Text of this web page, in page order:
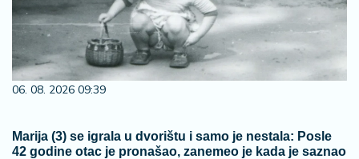
06. 08. 2026 09:39
Marija (3) se igrala u dvorištu i samo je nestala: Posle
42 godine otac je pronašao, zanemeo je kada je saznao